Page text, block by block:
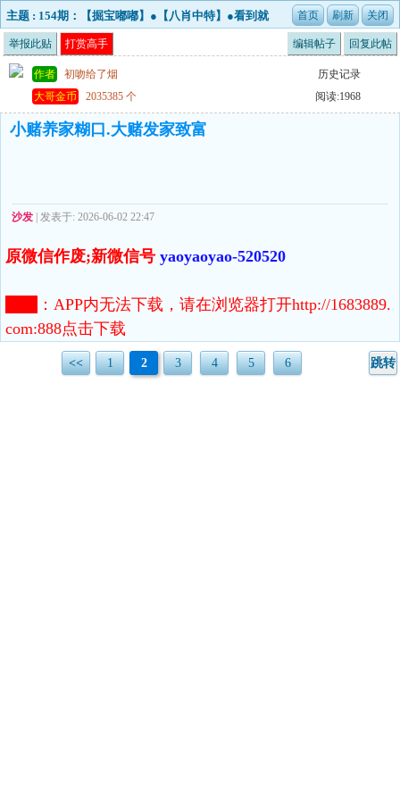
主题 : 154期：【掘宝嘟嘟】●【八肖中特】●看到就
是赚到！
举报此贴 打赏高手 编辑帖子 回复此帖
作者 初吻给了烟
历史记录
大哥金币
2035385 个 阅读:1968
小赌养家糊口.大赌发家致富
沙发 | 发表于: 2026-06-02 22:47
原微信作废;新微信号 yaoyaoyao-520520
： APP内无法下载，请在浏览器打开http://1683889.
com:888点击下载
<< 1 2 3 4 5 6 跳转